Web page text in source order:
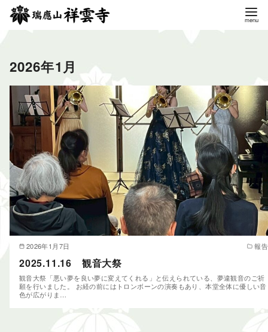
2026年1月
2026年1月7日 報告
2025.11.16 観音大祭
観音大祭「悪い夢を良い夢に変えてくれる」と伝えられている、夢違観音のご祈
願を行いました。 お経の前にはトロンボーンの演奏もあり、本堂全体に優しい音
色が広がりま…